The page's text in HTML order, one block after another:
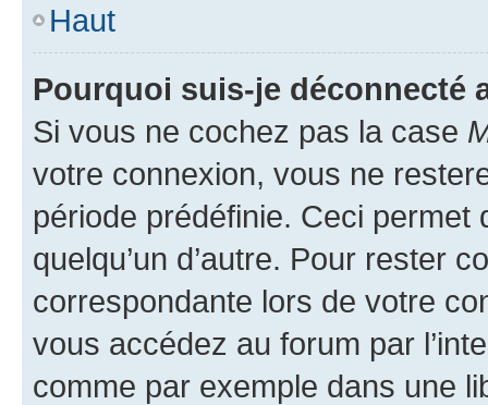
Haut
Pourquoi suis-je déconnecté
Si vous ne cochez pas la case
votre connexion, vous ne
période prédéfinie. Ceci permet
quelqu’un d’autre. Pour rester
correspondante lors de votre
vous accédez au forum par
comme par exemple dans une